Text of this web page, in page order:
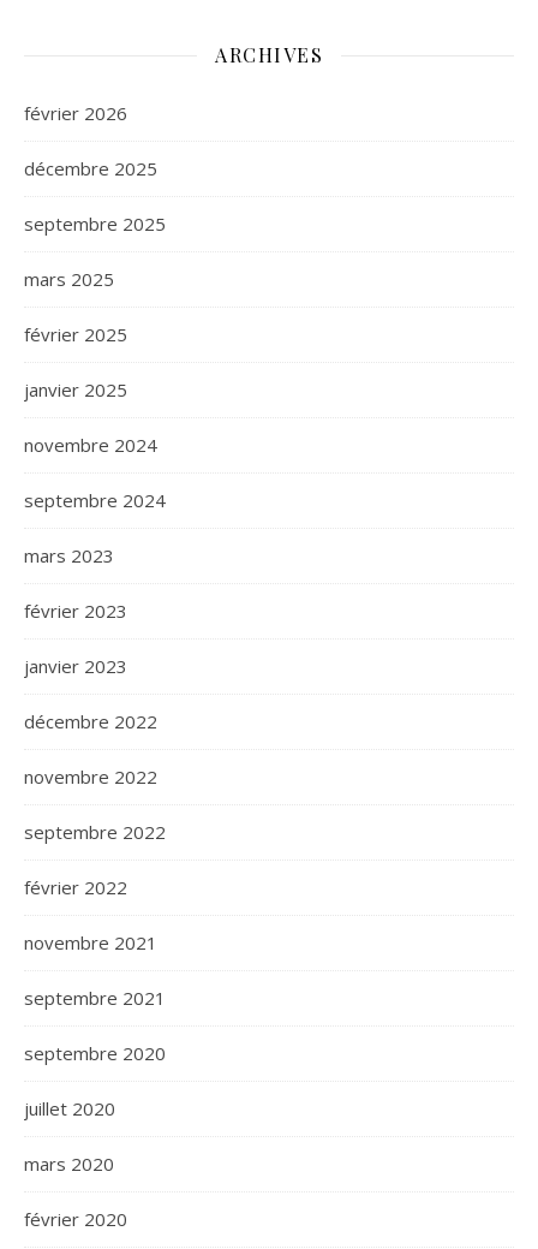
ARCHIVES
février 2026
décembre 2025
septembre 2025
mars 2025
février 2025
janvier 2025
novembre 2024
septembre 2024
mars 2023
février 2023
janvier 2023
décembre 2022
novembre 2022
septembre 2022
février 2022
novembre 2021
septembre 2021
septembre 2020
juillet 2020
mars 2020
février 2020